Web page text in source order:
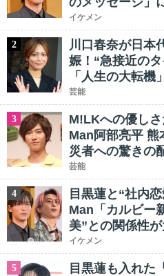
イケメン
2
川口春奈が日本
娠！“急接近の
「人生の大転機」
芸能
3
M!LKへの優し
Man阿部亮平 熊
災者への驚きの
芸能
4
目黒蓮と“社内
Man「カルビー
美”との関係性
イケメン
5 目黒蓮も入れた